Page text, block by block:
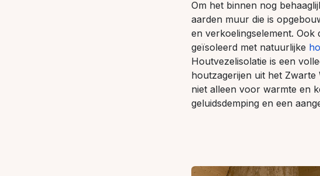
Om het binnen nog
aarden muur die is
en verkoelingselement.
geïsoleerd met natuurlijke
Houtvezelisolatie is een
houtzagerijen uit het
niet alleen voor warmte en
geluidsdemping en een